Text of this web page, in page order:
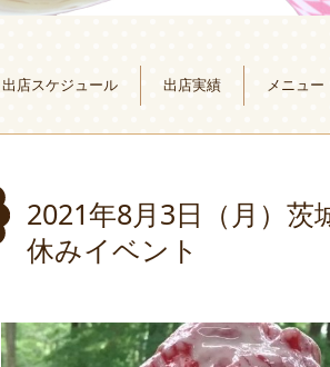
出店スケジュール 出店実績 メニュー
2021年8月3日（月）茨
休みイベント